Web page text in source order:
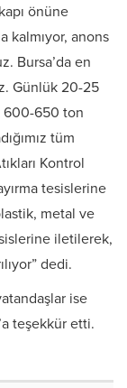
önüne
kalmıyor, anons
Bursa’da en
Günlük 20-25
600-650 ton
tüm
Kontrol
tesislerine
metal ve
iletilerek,
dedi.
ise
teşekkür etti.